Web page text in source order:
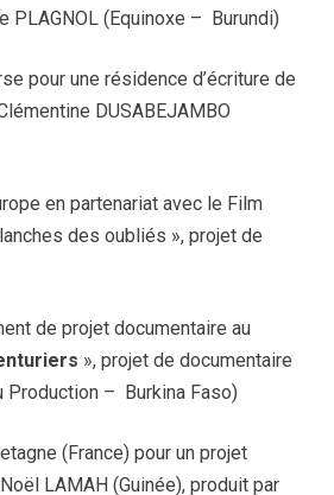
PLAGNOL (Equinoxe – Burundi)
pour une résidence d’écriture de
DUSABEJAMBO
en partenariat avec le Film
des oubliés », projet de
de projet documentaire au
», projet de documentaire
Production – Burkina Faso)
(France) pour un projet
LAMAH (Guinée), produit par